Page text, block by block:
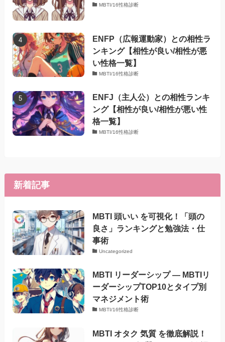
MBTI/16性格診断
ENFP（広報運動家）との相性ラ
ンキング【相性が良い/相性が悪
い性格一覧】
MBTI/16性格診断
ENFJ（主人公）との相性ランキ
ング【相性が良い/相性が悪い性
格一覧】
MBTI/16性格診断
新着記事
MBTI 頭いい を可視化！「頭の
良さ」ランキングと勉強法・仕
事術
Uncategorized
MBTI リーダーシップ — MBTIリ
ーダーシップTOP10とタイプ別
マネジメント術
MBTI/16性格診断
MBTI オタク 気質 を徹底解説！